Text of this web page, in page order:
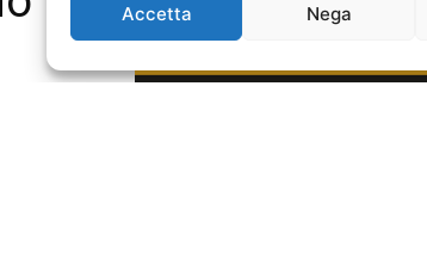
Accetta Nega